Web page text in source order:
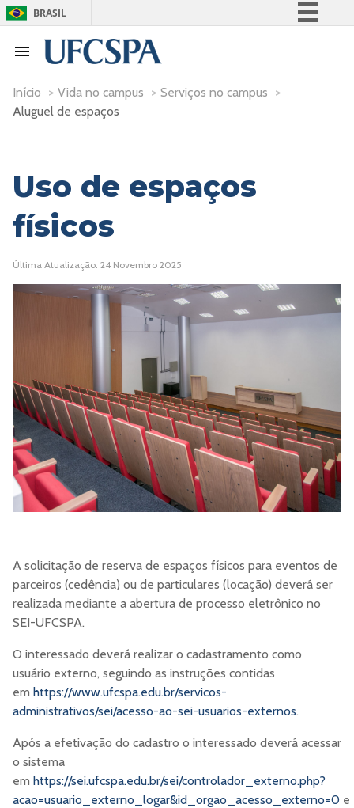
BRASIL
Participe
Início > Vida no campus > Serviços no campus >
Aluguel de espaços
Uso de espaços
físicos
Última Atualização: 24 Novembro 2025
A solicitação de reserva de espaços físicos para eventos de
parceiros (cedência) ou de particulares (locação) deverá ser
realizada mediante a abertura de processo eletrônico no
SEI-UFCSPA.
O interessado deverá realizar o cadastramento como
usuário externo, seguindo as instruções contidas
em https://www.ufcspa.edu.br/servicos-
administrativos/sei/acesso-ao-sei-usuarios-externos.
Após a efetivação do cadastro o interessado deverá acessar
o sistema
em https://sei.ufcspa.edu.br/sei/controlador_externo.php?
acao=usuario_externo_logar&id_orgao_acesso_externo=0 e